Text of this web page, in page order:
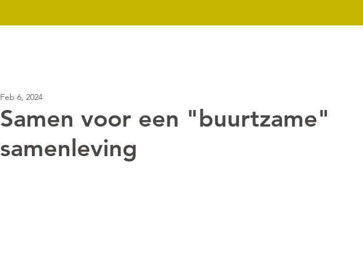
Samen voor een "buurtzame"
samenleving
Feb 6, 2024